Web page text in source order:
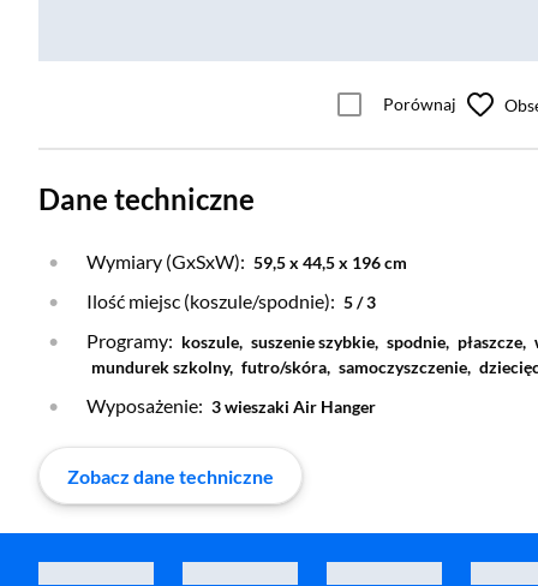
Porównaj
Dane techniczne
Wymiary (GxSxW): 59,5 x 44,5 x 196 cm
Ilość miejsc (koszule/spodnie): 5 / 3
Programy: koszule, suszenie szybkie, spodnie, płaszcze,
mundurek szkolny, futro/skóra, samoczyszczenie,
Wyposażenie: 3 wieszaki Air Hanger
Zobacz dane techniczne